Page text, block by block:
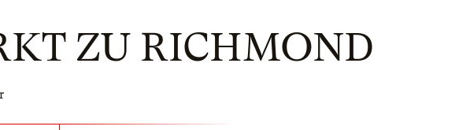
ZU RICHMOND